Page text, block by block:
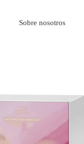
Sobre nosotros